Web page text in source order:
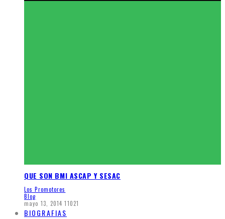
QUE SON BMI ASCAP Y SESAC
Los Promotores
Blog
mayo 13, 2014 11021
BIOGRAFIAS